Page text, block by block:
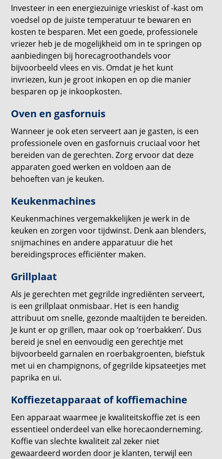
Investeer in een energiezuinige vrieskist of -kast om
voedsel op de juiste temperatuur te bewaren en
kosten te besparen. Met een goede, professionele
vriezer heb je de mogelijkheid om in te springen op
aanbiedingen bij horecagroothandels voor
bijvoorbeeld vlees en vis. Omdat je het kunt
invriezen, kun je groot inkopen en op die manier
besparen op je inkoopkosten.
Oven en gasfornuis
Wanneer je ook eten serveert aan je gasten, is een
professionele oven en gasfornuis cruciaal voor het
bereiden van de gerechten. Zorg ervoor dat deze
apparaten goed werken en voldoen aan de
behoeften van je keuken.
Keukenmachines
Keukenmachines vergemakkelijken je werk in de
keuken en zorgen voor tijdwinst. Denk aan blenders,
snijmachines en andere apparatuur die het
bereidingsproces efficiënter maken.
Grillplaat
Als je gerechten met gegrilde ingrediënten serveert,
is een grillplaat onmisbaar. Het is een handig
attribuut om snelle, gezonde maaltijden te bereiden.
Je kunt er op grillen, maar ook op ‘roerbakken’. Dus
bereid je snel en eenvoudig een gerechtje met
bijvoorbeeld garnalen en roerbakgroenten, biefstuk
met ui en champignons, of gegrilde kipsateetjes met
paprika en ui.
Koffiezetapparaat of koffiemachine
Een apparaat waarmee je kwaliteitskoffie zet is een
essentieel onderdeel van elke horecaonderneming.
Koffie van slechte kwaliteit zal zeker niet
gewaardeerd worden door je klanten, terwijl een